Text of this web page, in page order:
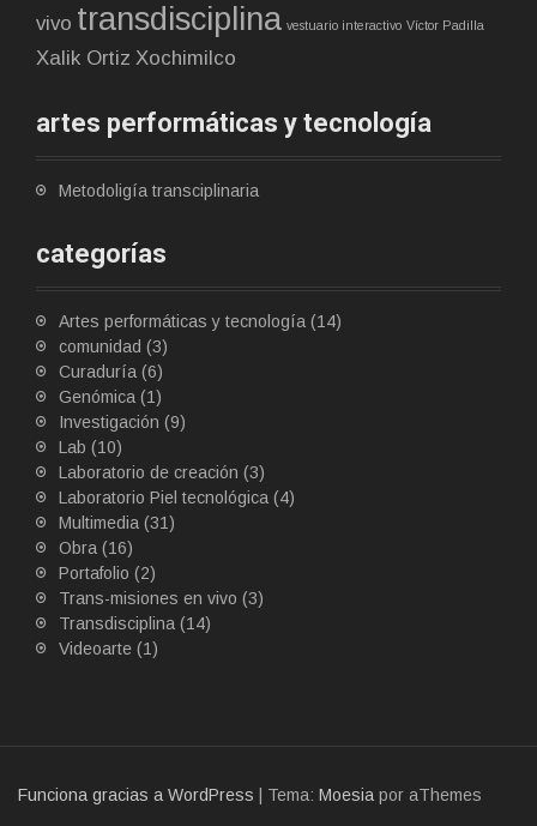
vivo transdisciplina vestuario interactivo Víctor Padilla
Xalik Ortiz Xochimilco
artes performáticas y tecnología
Metodoligía transciplinaria
categorías
Artes performáticas y tecnología (14)
comunidad (3)
Curaduría (6)
Genómica (1)
Investigación (9)
Lab (10)
Laboratorio de creación (3)
Laboratorio Piel tecnológica (4)
Multimedia (31)
Obra (16)
Portafolio (2)
Trans-misiones en vivo (3)
Transdisciplina (14)
Videoarte (1)
Funciona gracias a WordPress Tema: Moesia por aThemes